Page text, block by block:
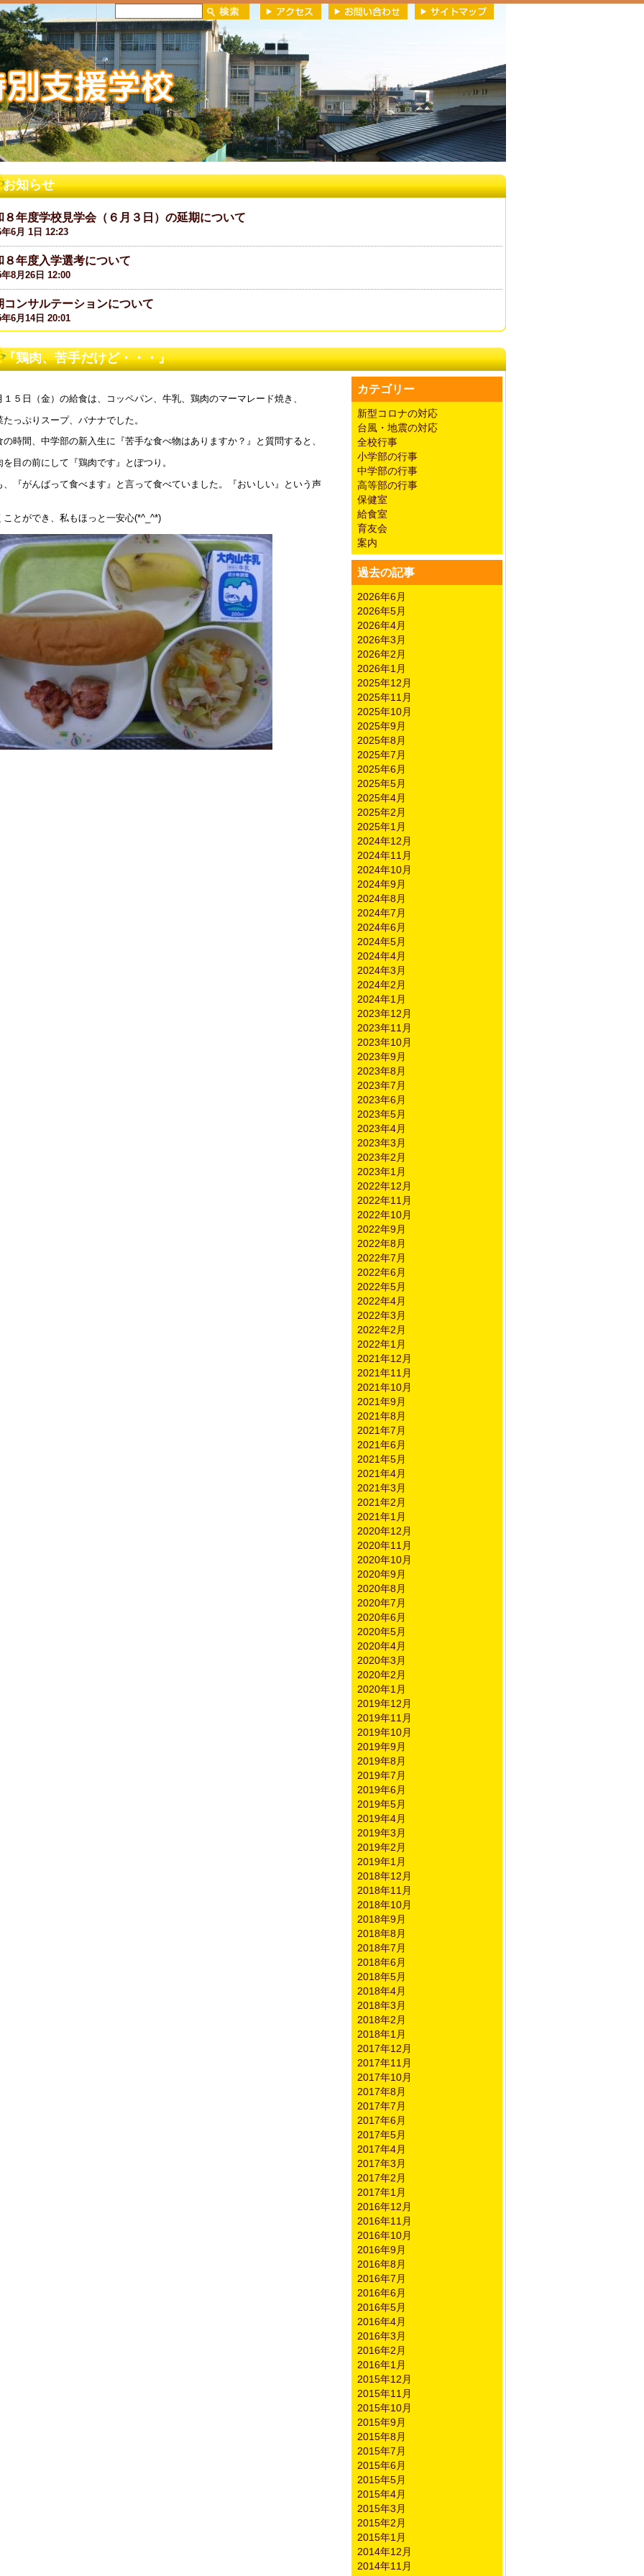
お知らせ
８年度学校見学会（６月３日）の延期について
6月 1日 12:23
８年度入学選考について
8月26日 12:00
コンサルテーションについて
6月14日 20:01
８年度 同窓会案内について
5月28日 18:45
年5月 1日 16:18
年4月26日 17:00
年4月25日 17:00
5年度 公開研究会のお知らせ
年1月10日 17:51
5年度 公開研究会のお知らせ
年11月20日 18:22
６年度入学選考について
年8月25日 09:00
回 公開研究会1次案内のお知らせ
年6月14日 19:36
ボランティアについて
年5月11日 17:08
関係書類について
年4月14日 17:43
『鶏肉、苦手だけど・・・』
１５日（金）の給食は、コッペパン、牛乳、鶏肉のマーマレード焼き、
たっぷりスープ、バナナでした。
の時間、中学部の新入生に『苦手な食べ物はありますか？』と質問すると、
を目の前にして『鶏肉です』とぽつり。
、『がんばって食べます』と言って食べていました。『おいしい』という声
ことができ、私もほっと一安心(*^_^*)
カテゴリー
新型コロナの対応
台風・地震の対応
全校行事
小学部の行事
中学部の行事
高等部の行事
保健室
給食室
育友会
案内
過去の記事
2026年6月
2026年5月
2026年4月
2026年3月
2026年2月
2026年1月
2025年12月
2025年11月
2025年10月
2025年9月
2025年8月
2025年7月
2025年6月
2025年5月
2025年4月
2025年2月
2025年1月
2024年12月
2024年11月
2024年10月
2024年9月
2024年8月
2024年7月
2024年6月
2024年5月
2024年4月
2024年3月
2024年2月
2024年1月
2023年12月
2023年11月
2023年10月
2023年9月
2023年8月
2023年7月
2023年6月
2023年5月
2023年4月
2023年3月
2023年2月
2023年1月
2022年12月
2022年11月
2022年10月
2022年9月
2022年8月
2022年7月
2022年6月
2022年5月
2022年4月
2022年3月
2022年2月
2022年1月
2021年12月
2021年11月
2021年10月
2021年9月
2021年8月
2021年7月
2021年6月
2021年5月
2021年4月
2021年3月
2021年2月
2021年1月
2020年12月
2020年11月
2020年10月
2020年9月
2020年8月
2020年7月
2020年6月
2020年5月
2020年4月
2020年3月
2020年2月
2020年1月
2019年12月
2019年11月
2019年10月
2019年9月
2019年8月
2019年7月
2019年6月
2019年5月
2019年4月
2019年3月
2019年2月
2019年1月
2018年12月
2018年11月
2018年10月
2018年9月
2018年8月
2018年7月
2018年6月
2018年5月
2018年4月
2018年3月
2018年2月
2018年1月
2017年12月
2017年11月
2017年10月
2017年8月
2017年7月
2017年6月
2017年5月
2017年4月
2017年3月
2017年2月
2017年1月
2016年12月
2016年11月
2016年10月
2016年9月
2016年8月
2016年7月
2016年6月
2016年5月
2016年4月
2016年3月
2016年2月
2016年1月
2015年12月
2015年11月
2015年10月
2015年9月
2015年8月
2015年7月
2015年6月
2015年5月
2015年4月
2015年3月
2015年2月
2015年1月
2014年12月
2014年11月